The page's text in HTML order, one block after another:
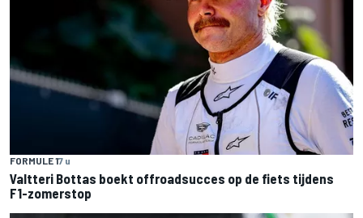
FORMULE 17 u
Valtteri Bottas boekt offroadsucces op de fiets tijdens
F1-zomerstop